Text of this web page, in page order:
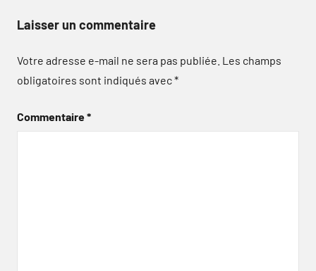
Laisser un commentaire
Votre adresse e-mail ne sera pas publiée. Les champs
obligatoires sont indiqués avec*
Commentaire*